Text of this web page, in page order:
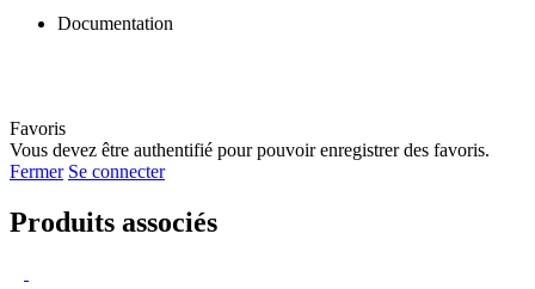
Documentation
Favoris
Vous devez être authentifié pour pouvoir enregistrer des favoris.
Fermer Se connecter
Produits associés